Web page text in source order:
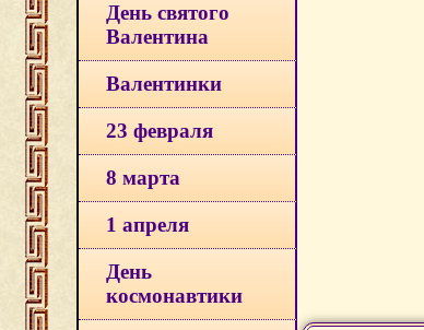
День святого
Валентина
Валентинки
23 февраля
8 марта
1 апреля
День
космонавтики